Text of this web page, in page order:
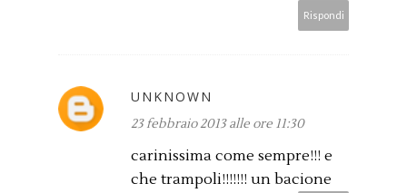
Rispondi
UNKNOWN
23 febbraio 2013 alle ore 11:30
carinissima come sempre!!! e
che trampoli!!!!!!! un bacione